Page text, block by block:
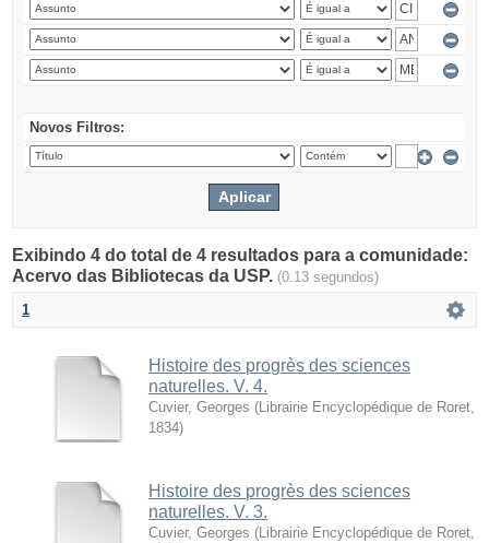
Novos Filtros:
Exibindo 4 do total de 4 resultados para a comunidade:
Acervo das Bibliotecas da USP. (0.13 segundos)
1
Histoire des progrès des sciences
naturelles. V. 4.
Cuvier, Georges ( Librairie Encyclopédique de Roret
1834)
Histoire des progrès des sciences
naturelles. V. 3.
Cuvier, Georges ( Librairie Encyclopédique de Roret